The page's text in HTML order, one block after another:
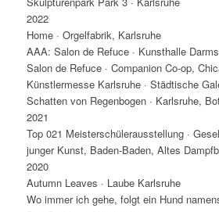
2022
Home · Orgelfabrik, Karlsruhe
AAA: Salon de Refuce · Kunsthalle
Salon de Refuce · Companion Co-op,
Künstlermesse Karlsruhe · Städtische
Schatten von Regenbogen · Karlsruhe,
2021
Top 021 Meisterschülerausstellung ·
junger Kunst, Baden-Baden, Altes
2020
Autumn Leaves · Laube Karlsruhe
Wo immer ich gehe, folgt ein Hund